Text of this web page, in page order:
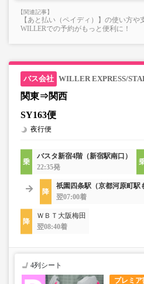
【あと払い（ペイディ）】の使い方や
WILLERでの予約がもっと便利に！
WILLER EXPRESS/
関東⇒関西
SY163便
夜行便
バスタ新宿4階（新宿駅南口）
22:35発
祇園四条駅（京都河原町駅
翌07:00着
ＷＢＴ大阪梅田
翌08:40着
プレミア
4列シート